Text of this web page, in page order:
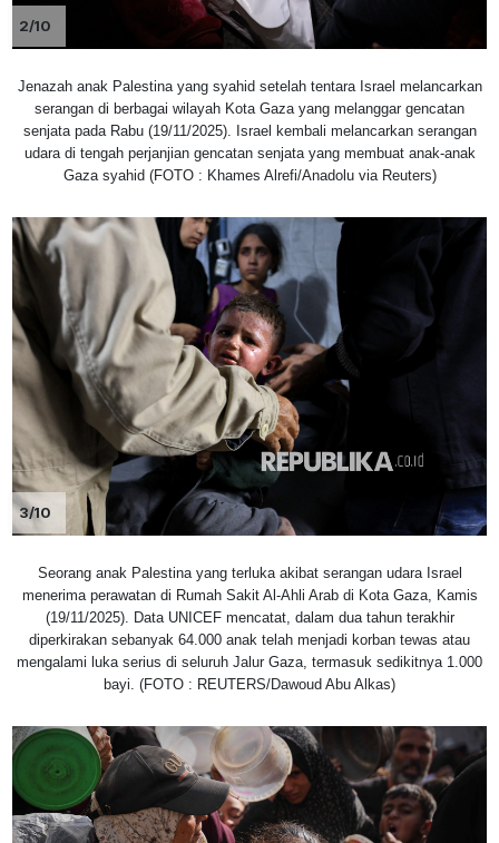
2/10
Jenazah anak Palestina yang syahid setelah tentara Israel melancarkan
serangan di berbagai wilayah Kota Gaza yang melanggar gencatan
senjata pada Rabu (19/11/2025). Israel kembali melancarkan serangan
udara di tengah perjanjian gencatan senjata yang membuat anak-anak
Gaza syahid (FOTO : Khames Alrefi/Anadolu via Reuters)
3/10
Seorang anak Palestina yang terluka akibat serangan udara Israel
menerima perawatan di Rumah Sakit Al-Ahli Arab di Kota Gaza, Kamis
(19/11/2025). Data UNICEF mencatat, dalam dua tahun terakhir
diperkirakan sebanyak 64.000 anak telah menjadi korban tewas atau
mengalami luka serius di seluruh Jalur Gaza, termasuk sedikitnya 1.000
bayi. (FOTO : REUTERS/Dawoud Abu Alkas)